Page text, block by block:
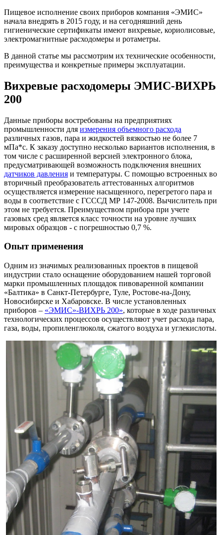
Пищевое исполнение своих приборов компания «ЭМИС»
начала внедрять в 2015 году, и на сегодняшний день
гигиенические сертификаты имеют вихревые, кориолисовые,
электромагнитные расходомеры и ротаметры.
В данной статье мы рассмотрим их технические особенности,
преимущества и конкретные примеры эксплуатации.
Вихревые расходомеры ЭМИС-ВИХРЬ
200
Данные приборы востребованы на предприятиях
промышленности для измерения объемного расхода
различных газов, пара и жидкостей вязкостью не более 7
мПа*с. К заказу доступно несколько вариантов исполнения, в
том числе с расширенной версией электронного блока,
предусматривающей возможность подключения внешних
датчиков давления и температуры. С помощью встроенных во
вторичный преобразователь аттестованных алгоритмов
осуществляется измерение насыщенного, перегретого пара и
воды в соответствие с ГСССД МР 147-2008. Вычислитель при
этом не требуется. Преимуществом прибора при учете
газовых сред является класс точности на уровне лучших
мировых образцов - с погрешностью 0,7 %.
Опыт применения
Одним из значимых реализованных проектов в пищевой
индустрии стало оснащение оборудованием нашей торговой
марки промышленных площадок пивоваренной компании
«Балтика» в Санкт-Петербурге, Туле, Ростове-на-Дону,
Новосибирске и Хабаровске. В числе установленных
приборов – «ЭМИС»-ВИХРЬ 200», которые в ходе различных
технологических процессов осуществляют учет расхода пара,
газа, воды, пропиленглюколя, сжатого воздуха и углекислоты.